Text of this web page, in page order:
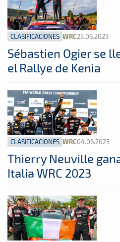
CLASIFICACIONES WRC25.06.2023
Sébastien Ogier se
el Rallye de Kenia
CLASIFICACIONES WRC04.06.2023
Thierry Neuville
Italia WRC 2023